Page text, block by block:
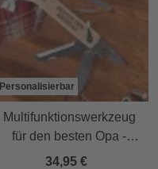
Personalisierbar
Multifunktionswerkzeug
für den besten Opa -
Personalisiert
34,95 €